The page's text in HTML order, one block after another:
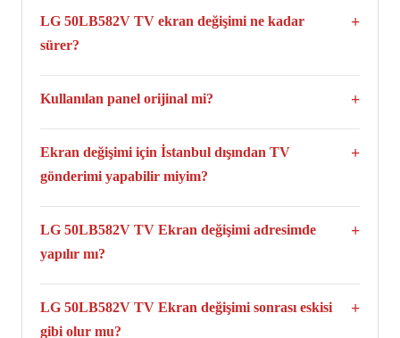
LG 50LB582V TV ekran değişimi ne kadar
sürer?
Genellikle aynı gün tamamlanır, yoğunluğa ve anlık stok
durumuna bağlı olarak en fazla 1 veya 3 iş günü sürebilir
Kullanılan panel orijinal mi?
Evet. LG 50LB582V TV modeli için yalnızca bu modele
uygun orijinal ve sıfır paneller kullanılmaktadır.
Ekran değişimi için İstanbul dışından TV
gönderimi yapabilir miyim?
Evet. Taşıma ücret ve sorumluluğu tarafınıza ait olacak şekilde
televizyonun tamamını kutulu şekilde kargo ile gönderebilir ve
alabilirsiniz.
LG 50LB582V TV Ekran değişimi adresimde
yapılır mı?
Hayır. TV Panel değişimi yalnızca atölye ortamında
yapılmaktadır.
LG 50LB582V TV Ekran değişimi sonrası eskisi
gibi olur mu?